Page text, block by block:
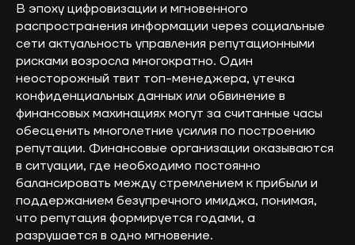
В эпоху цифровизации и мгновенного
распространения информации через социальные
сети актуальность управления репутационными
рисками возросла многократно. Один
неосторожный твит топ-менеджера, утечка
конфиденциальных данных или обвинение в
финансовых махинациях могут за считанные часы
обесценить многолетние усилия по построению
репутации. Финансовые организации оказываются
в ситуации, где необходимо постоянно
балансировать между стремлением к прибыли и
поддержанием безупречного имиджа, понимая,
что репутация формируется годами, а
разрушается в одно мгновение.